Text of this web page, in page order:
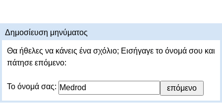
Δημοσίευση μηνύματος
Θα ήθελες να κάνεις ένα σχόλιο; Εισήγαγε το όνομά σου και
πάτησε επόμενο:
Το όνομά σας: